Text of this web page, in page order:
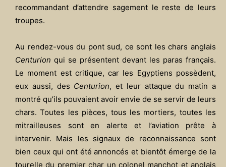
recommandant d’attendre sagement le reste de leurs
troupes.
Au rendez-vous du pont sud, ce sont les chars anglais
Centurion qui se présentent devant les paras français.
Le moment est critique, car les Egyptiens possèdent,
eux aussi, des Centurion, et leur attaque du matin a
montré qu’ils pouvaient avoir envie de se servir de leurs
chars. Toutes les pièces, tous les mortiers, toutes les
mitrailleuses sont en alerte et l’aviation prête à
intervenir. Mais les signaux de reconnaissance sont
bien ceux qui ont été annoncés et bientôt émerge de la
tourelle du premier char un colonel manchot et anglais